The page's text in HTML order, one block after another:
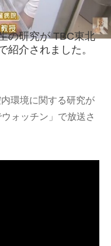
の研究が TBC東北
紹介されました。
環境に関する研究が
ォッチン」で放送さ